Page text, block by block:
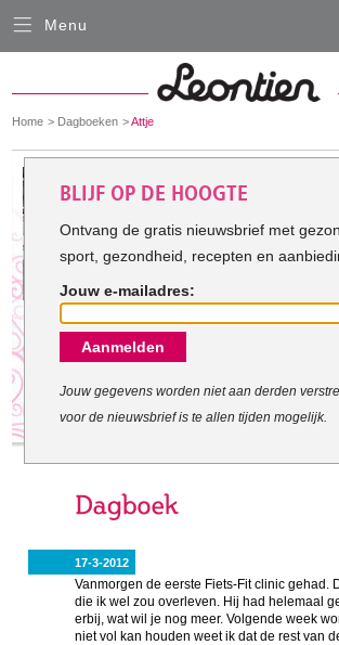
You
here:
Home Dagboeken Attje
Gestart met
Ik wil graag
(PBC,
beweging.
Attje is
Jammer,
17-3-2012
Vanmorgen de eerste Fiets-Fit clinic gehad.
die ik wel zou overleven. Hij had helemaal
erbij, wat wil je nog meer. Volgende week
niet vol kan houden weet ik dat de rest van
Menu
Sluiten
HARDLOOPKLEDING
FIETSKLEDING
SERVICE
Inloggen
Contact- en adresgegevens
Levertijd, retourneren, ruilen
Algemene voorwaarden
BLIJF OP DE HOOGTE
Ontvang de gratis nieuwsbrief met
sport, gezondheid, recepten en
Jouw e-mailadres:
Aanmelden
Jouw gegevens worden niet aan derden
voor de nieuwsbrief is te allen tijden mogelijk.